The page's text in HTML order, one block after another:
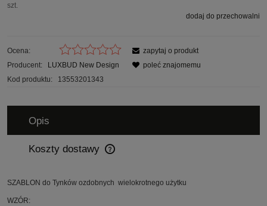
szt.
dodaj do przechowalni
Ocena:
Producent:
LUXBUD New Design
Kod produktu:
13553201343
zapytaj o produkt
poleć znajomemu
Opis
Koszty dostawy
Cena nie zawiera ewentualnych kosztów płatności
SZABLON do Tynków ozdobnych wielokrotnego użytku
WZÓR: